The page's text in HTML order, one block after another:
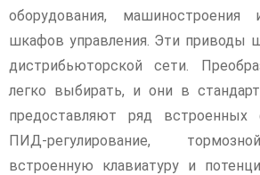
оборудования, машиностроения
шкафов управления. Эти приводы
дистрибьюторской сети.
легко выбирать, и они в
предоставляют ряд встроенных
ПИД-регулирование,
встроенную клавиатуру и